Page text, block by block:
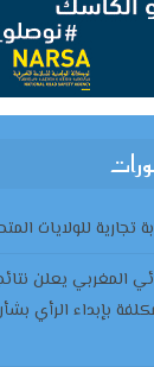
تجارية للولايات
المغربي يعلن
بإبداء الرأي